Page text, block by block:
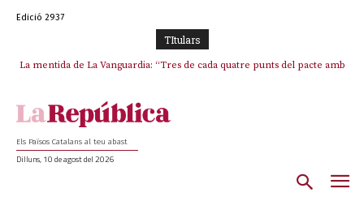
Edició 2937
TItulars
La mentida de La Vanguardia: “Tres de cada quatre punts del pacte amb
La covardia de l’independentisme català frena la caiguda de l’Estat a
Els Països Catalans al teu abast
Dilluns, 10 de agost del 2026